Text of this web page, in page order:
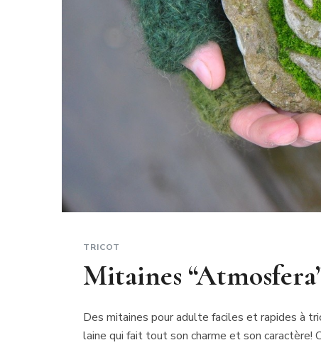
TRICOT
Mitaines
Des mitaines pour adulte faciles et rapides à
laine qui fait tout son charme et son